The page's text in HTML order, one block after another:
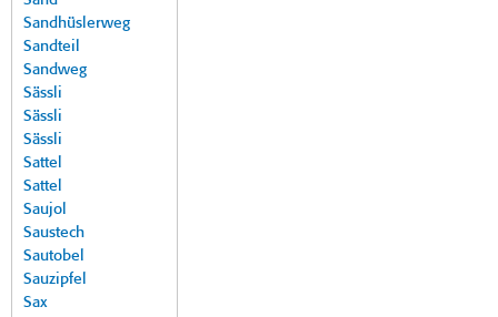
Sandhüslerweg
Sandteil
Sandweg
Sässli
Sässli
Sässli
Sattel
Sattel
Saujol
Saustech
Sautobel
Sauzipfel
Sax